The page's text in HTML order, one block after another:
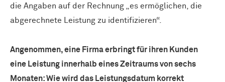
die Angaben auf der Rechnung „es ermöglichen, die
abgerechnete Leistung zu identifizieren“.
Angenommen, eine Firma erbringt für ihren Kunden
eine Leistung innerhalb eines Zeitraums von sechs
Monaten: Wie wird das Leistungsdatum korrekt